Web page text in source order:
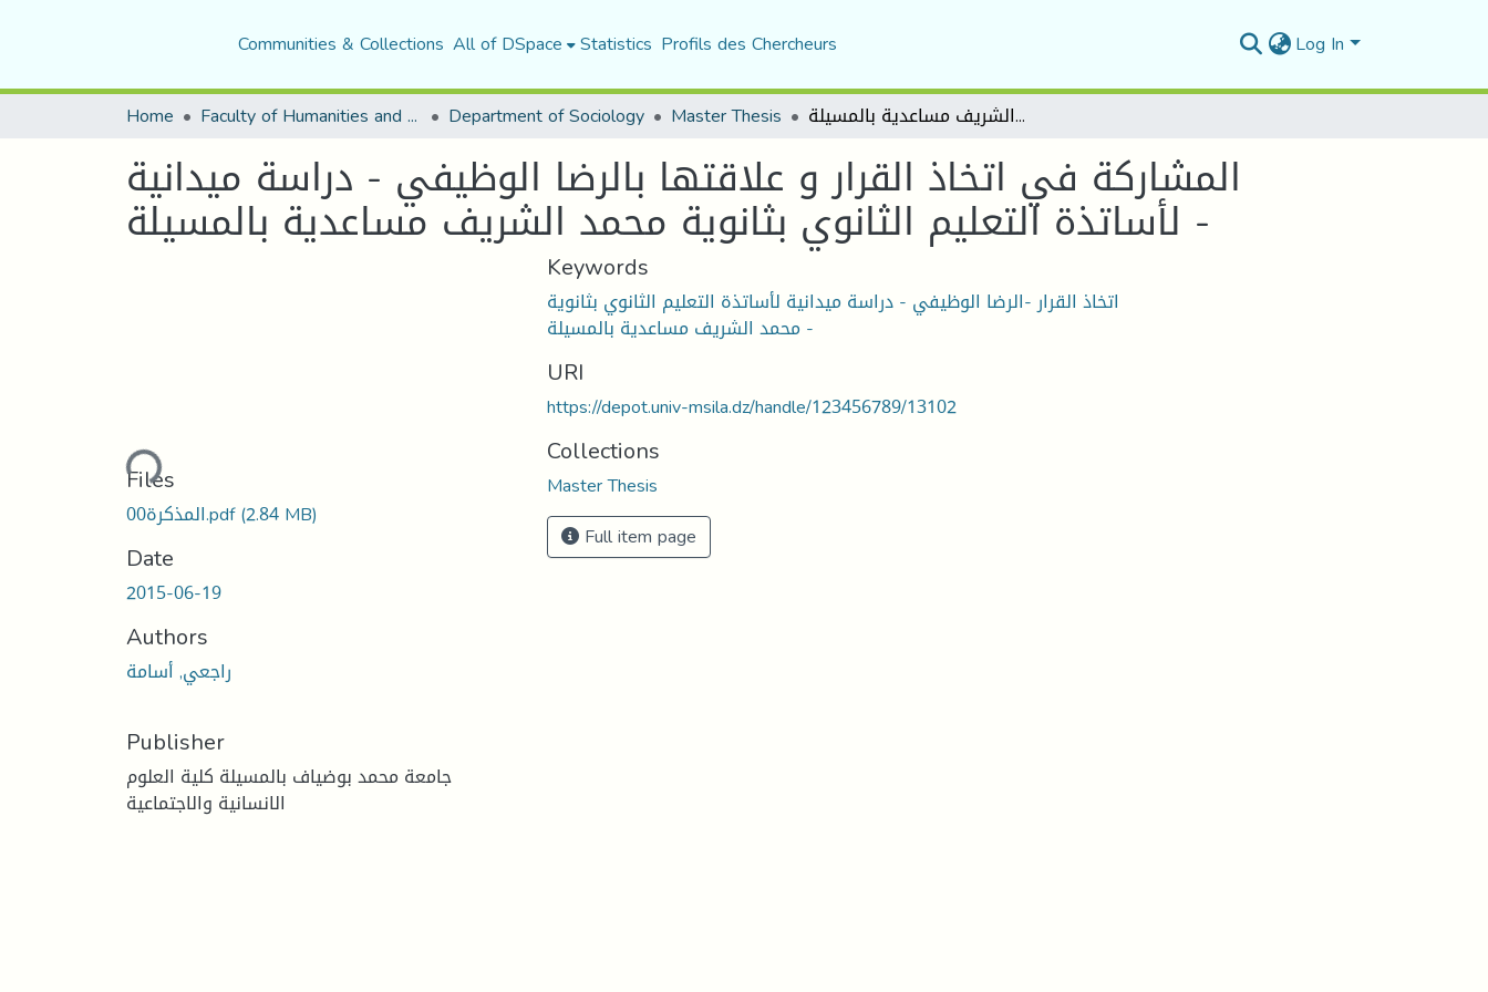
Communities & Collections All of DSpace Statistics Profils des Chercheurs Log In
Home Faculty of Humanities and Social Sciences Department of Sociology Master Thesis المشاركة في اتخاذ القرار و علاقتها بالرضا الوظيفي - دراسة ميدانية لأساتذة التعليم الثانوي بثانوية محمد الشريف مساعدية بالمسيلة -
المشاركة في اتخاذ القرار و علاقتها بالرضا الوظيفي - دراسة ميدانية
لأساتذة التعليم الثانوي بثانوية محمد الشريف مساعدية بالمسيلة -
Loading...
Files
المذكرة00.pdf(2.84 MB)
Date
2015-06-19
Authors
راجعي, أسامة
Publisher
جامعة محمد بوضياف بالمسيلة كلية العلوم
الانسانية والاجتماعية
Keywords
اتخاذ القرار -الرضا الوظيفي - دراسة ميدانية لأساتذة التعليم الثانوي بثانوية
محمد الشريف مساعدية بالمسيلة -
URI
https://depot.univ-msila.dz/handle/123456789/13102
Collections
Master Thesis
Full item page